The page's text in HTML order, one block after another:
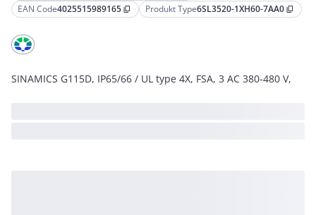
EAN Code4025515989165 content_copy Produkt Type6SL3520-1XH60-7AA0 content_copy
SINAMICS G115D, IP65/66 / UL type 4X, FSA, 3 AC 380-480 V,